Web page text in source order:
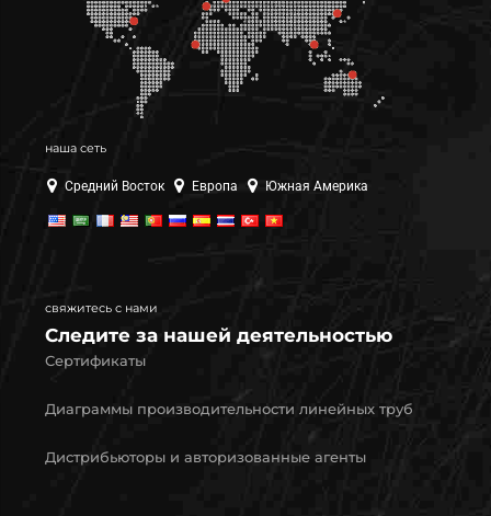
наша сеть
Средний Восток Европа Южная Америка
свяжитесь с нами
Следите за нашей деятельностью
Сертификаты
Диаграммы производительности линейных труб
Дистрибьюторы и авторизованные агенты